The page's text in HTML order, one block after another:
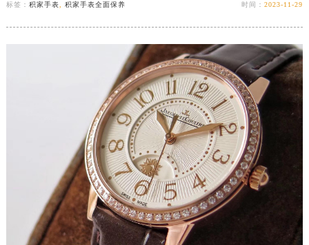
标签： 积家手表 积家手表全面保养 时间：2023-11-29